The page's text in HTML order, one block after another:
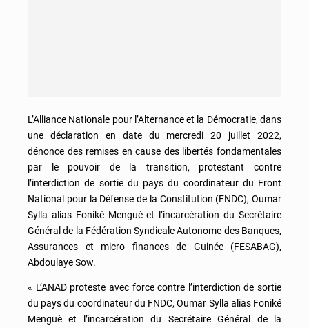
L’Alliance Nationale pour l’Alternance et la Démocratie, dans
une déclaration en date du mercredi 20 juillet 2022,
dénonce des remises en cause des libertés fondamentales
par le pouvoir de la transition, protestant contre
l’interdiction de sortie du pays du coordinateur du Front
National pour la Défense de la Constitution (FNDC), Oumar
Sylla alias Foniké Menguè et l’incarcération du Secrétaire
Général de la Fédération Syndicale Autonome des Banques,
Assurances et micro finances de Guinée (FESABAG),
Abdoulaye Sow.
« L’ANAD proteste avec force contre l’interdiction de sortie
du pays du coordinateur du FNDC, Oumar Sylla alias Foniké
Menguè et l’incarcération du Secrétaire Général de la